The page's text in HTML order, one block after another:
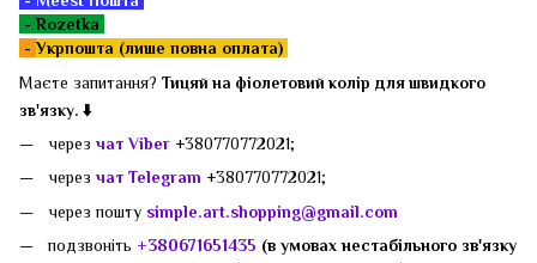
- Rozetka
-Укрпошта (лише повна оплата)
Маєте запитання? Тицяй на фіолетовий колір для швидкого
зв'язку. ⬇️
через чат Viber +380770772021;
через чат Telegram +380770772021;
через пошту simple.art.shopping@gmail.com
подзвоніть +380671651435 (в умовах нестабільного зв'язку